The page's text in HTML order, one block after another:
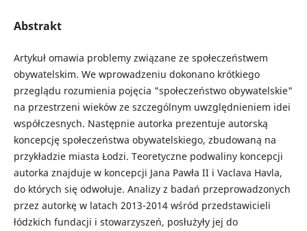
Abstrakt
Artykuł omawia problemy związane ze społeczeństwem
obywatelskim. We wprowadzeniu dokonano krótkiego
przeglądu rozumienia pojęcia "społeczeństwo obywatelskie"
na przestrzeni wieków ze szczególnym uwzględnieniem idei
współczesnych. Następnie autorka prezentuje autorską
koncepcję społeczeństwa obywatelskiego, zbudowaną na
przykładzie miasta Łodzi. Teoretyczne podwaliny koncepcji
autorka znajduje w koncepcji Jana Pawła II i Vaclava Havla,
do których się odwołuje. Analizy z badań przeprowadzonych
przez autorkę w latach 2013-2014 wśród przedstawicieli
łódzkich fundacji i stowarzyszeń, posłużyły jej do